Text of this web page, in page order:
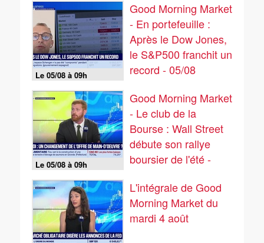
Le 05/08 à 09h
Good Morning Market
- En portefeuille :
Après le Dow Jones,
le S&P500 franchit un
record - 05/08
Le 05/08 à 09h
Good Morning Market
- Le club de la
Bourse : Wall Street
débute son rallye
boursier de l'été -
L'intégrale de Good
Morning Market du
mardi 4 août